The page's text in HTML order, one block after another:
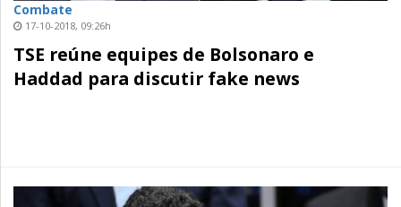
Combate
17-10-2018, 09:26h
TSE reúne equipes de Bolsonaro e
Haddad para discutir fake news